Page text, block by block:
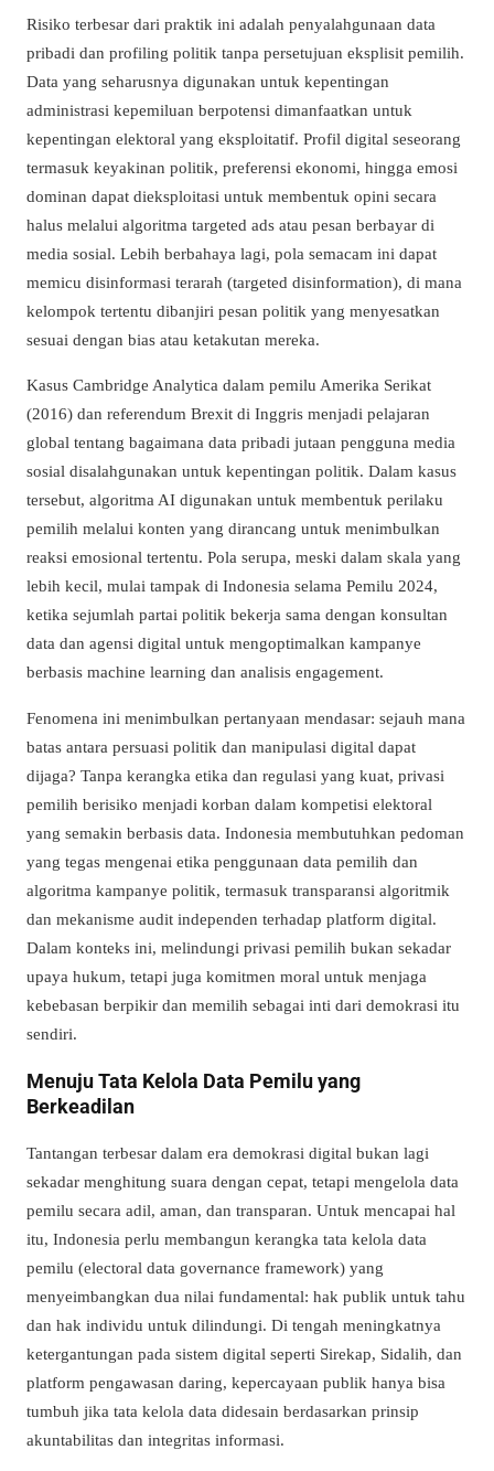
Risiko terbesar dari praktik ini adalah penyalahgunaan data
pribadi dan profiling politik tanpa persetujuan eksplisit pemilih.
Data yang seharusnya digunakan untuk kepentingan
administrasi kepemiluan berpotensi dimanfaatkan untuk
kepentingan elektoral yang eksploitatif. Profil digital seseorang
termasuk keyakinan politik, preferensi ekonomi, hingga emosi
dominan dapat dieksploitasi untuk membentuk opini secara
halus melalui algoritma targeted ads atau pesan berbayar di
media sosial. Lebih berbahaya lagi, pola semacam ini dapat
memicu disinformasi terarah (targeted disinformation), di mana
kelompok tertentu dibanjiri pesan politik yang menyesatkan
sesuai dengan bias atau ketakutan mereka.
Kasus Cambridge Analytica dalam pemilu Amerika Serikat
(2016) dan referendum Brexit di Inggris menjadi pelajaran
global tentang bagaimana data pribadi jutaan pengguna media
sosial disalahgunakan untuk kepentingan politik. Dalam kasus
tersebut, algoritma AI digunakan untuk membentuk perilaku
pemilih melalui konten yang dirancang untuk menimbulkan
reaksi emosional tertentu. Pola serupa, meski dalam skala yang
lebih kecil, mulai tampak di Indonesia selama Pemilu 2024,
ketika sejumlah partai politik bekerja sama dengan konsultan
data dan agensi digital untuk mengoptimalkan kampanye
berbasis machine learning dan analisis engagement.
Fenomena ini menimbulkan pertanyaan mendasar: sejauh mana
batas antara persuasi politik dan manipulasi digital dapat
dijaga? Tanpa kerangka etika dan regulasi yang kuat, privasi
pemilih berisiko menjadi korban dalam kompetisi elektoral
yang semakin berbasis data. Indonesia membutuhkan pedoman
yang tegas mengenai etika penggunaan data pemilih dan
algoritma kampanye politik, termasuk transparansi algoritmik
dan mekanisme audit independen terhadap platform digital.
Dalam konteks ini, melindungi privasi pemilih bukan sekadar
upaya hukum, tetapi juga komitmen moral untuk menjaga
kebebasan berpikir dan memilih sebagai inti dari demokrasi itu
sendiri.
Menuju Tata Kelola Data Pemilu yang
Berkeadilan
Tantangan terbesar dalam era demokrasi digital bukan lagi
sekadar menghitung suara dengan cepat, tetapi mengelola data
pemilu secara adil, aman, dan transparan. Untuk mencapai hal
itu, Indonesia perlu membangun kerangka tata kelola data
pemilu (electoral data governance framework) yang
menyeimbangkan dua nilai fundamental: hak publik untuk tahu
dan hak individu untuk dilindungi. Di tengah meningkatnya
ketergantungan pada sistem digital seperti Sirekap, Sidalih, dan
platform pengawasan daring, kepercayaan publik hanya bisa
tumbuh jika tata kelola data didesain berdasarkan prinsip
akuntabilitas dan integritas informasi.